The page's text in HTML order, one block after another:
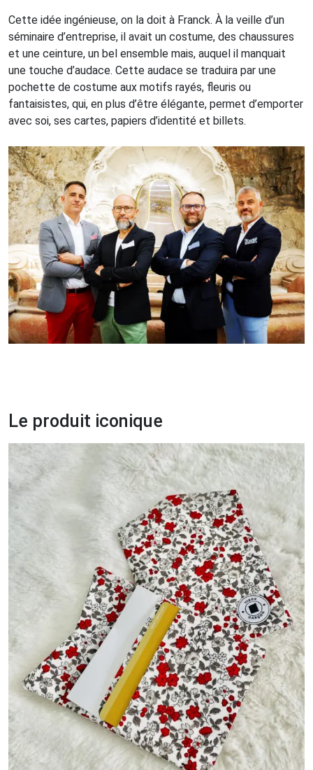
Cette idée ingénieuse, on la doit à Franck. À la veille d’un
séminaire d’entreprise, il avait un costume, des chaussures
et une ceinture, un bel ensemble mais, auquel il manquait
une touche d’audace. Cette audace se traduira par une
pochette de costume aux motifs rayés, fleuris ou
fantaisistes, qui, en plus d’être élégante, permet d’emporter
avec soi, ses cartes, papiers d’identité et billets.
Le produit iconique